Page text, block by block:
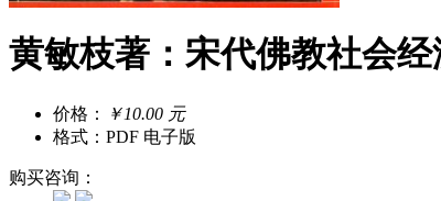
黄敏枝著：宋代佛教社会
价格：
￥10.00 元
格式：PDF 电子版
购买咨询：